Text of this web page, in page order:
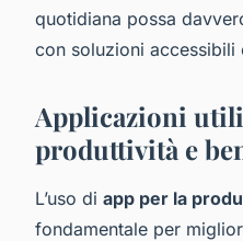
quotidiana possa
con soluzioni accessibili
Applicazioni
produttività e
L’uso di app per la
fondamentale per